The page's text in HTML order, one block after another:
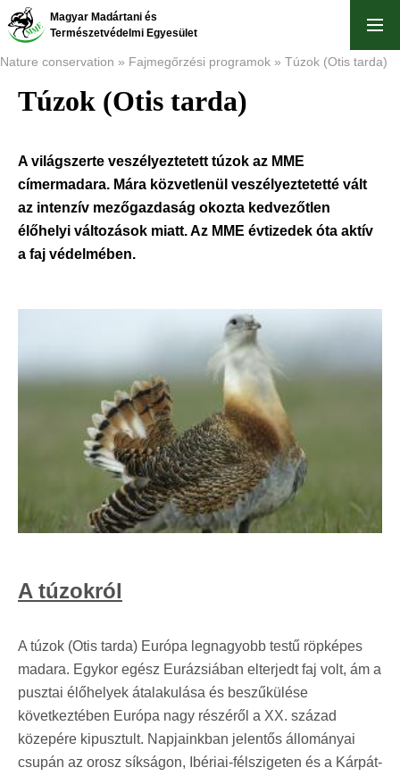
Skip
to
main
Magyar Madártani és
Természetvédelmi Egyesület
Breadcrumb
Nature conservation Fajmegőrzési programok Túzok (Otis tarda)
Túzok (Otis tarda)
A világszerte veszélyeztetett túzok az MME
címermadara. Mára közvetlenül veszélyeztetetté vált
az intenzív mezőgazdaság okozta kedvezőtlen
élőhelyi változások miatt. Az MME évtizedek óta aktív
a faj védelmében.
A túzokról
A túzok (Otis tarda) Európa legnagyobb testű röpképes
madara. Egykor egész Eurázsiában elterjedt faj volt, ám a
pusztai élőhelyek átalakulása és beszűkülése
következtében Európa nagy részéről a XX. század
közepére kipusztult. Napjainkban jelentős állományai
csupán az orosz síkságon, Ibériai-félszigeten és a Kárpát-